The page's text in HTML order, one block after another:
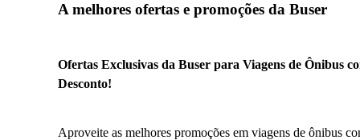
A melhores ofertas e promoções da Buser
Ofertas Exclusivas da Buser para Viagens de Ônibus
Desconto!
Aproveite as melhores promoções em viagens de ônibus